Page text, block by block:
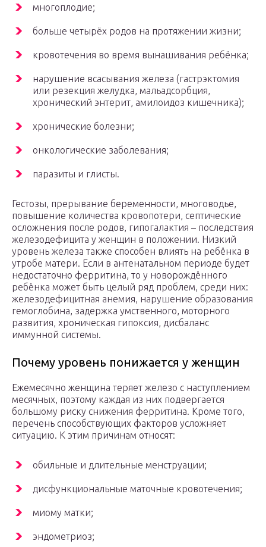
многоплодие;
больше четырёх родов на протяжении жизни;
кровотечения во время вынашивания ребёнка;
нарушение всасывания железа (гастрэктомия
или резекция желудка, мальадсорбция,
хронический энтерит, амилоидоз кишечника);
хронические болезни;
онкологические заболевания;
паразиты и глисты.
Гестозы, прерывание беременности, многоводье,
повышение количества кровопотери, септические
осложнения после родов, гипогалактия – последствия
железодефицита у женщин в положении. Низкий
уровень железа также способен влиять на ребёнка в
утробе матери. Если в антенатальном периоде будет
недостаточно ферритина, то у новорождённого
ребёнка может быть целый ряд проблем, среди них:
железодефицитная анемия, нарушение образования
гемоглобина, задержка умственного, моторного
развития, хроническая гипоксия, дисбаланс
иммунной системы.
Почему уровень понижается у женщин
Ежемесячно женщина теряет железо с наступлением
месячных, поэтому каждая из них подвергается
большому риску снижения ферритина. Кроме того,
перечень способствующих факторов усложняет
ситуацию. К этим причинам относят:
обильные и длительные менструации;
дисфункциональные маточные кровотечения;
миому матки;
эндометриоз;